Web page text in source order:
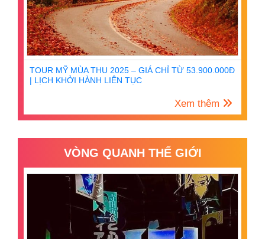
TOUR MỸ MÙA THU 2025 – GIÁ CHỈ TỪ 53.900.000Đ
| LỊCH KHỞI HÀNH LIÊN TỤC
Xem thêm
VÒNG QUANH THẾ GIỚI